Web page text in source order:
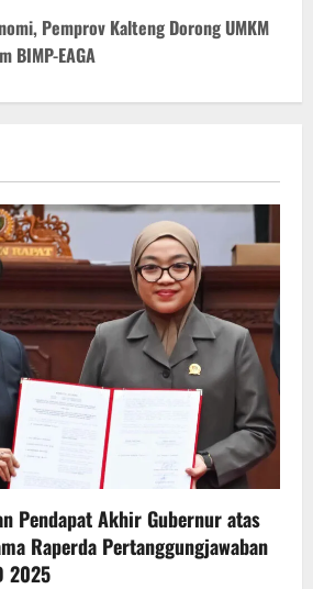
Pemprov Kalteng Dorong UMKM
BIMP-EAGA
Pendapat Akhir Gubernur atas
Raperda Pertanggungjawaban
2025